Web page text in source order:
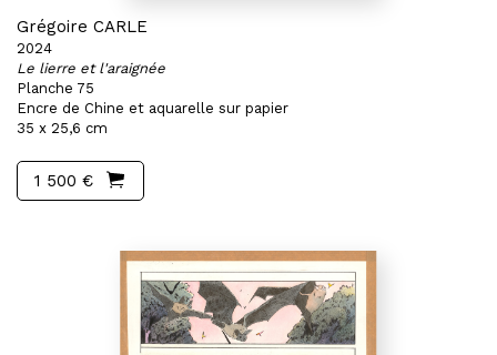
Grégoire CARLE
2024
Le lierre et l'araignée
Planche 75
Encre de Chine et aquarelle sur papier
35 x 25,6 cm
1 500 €